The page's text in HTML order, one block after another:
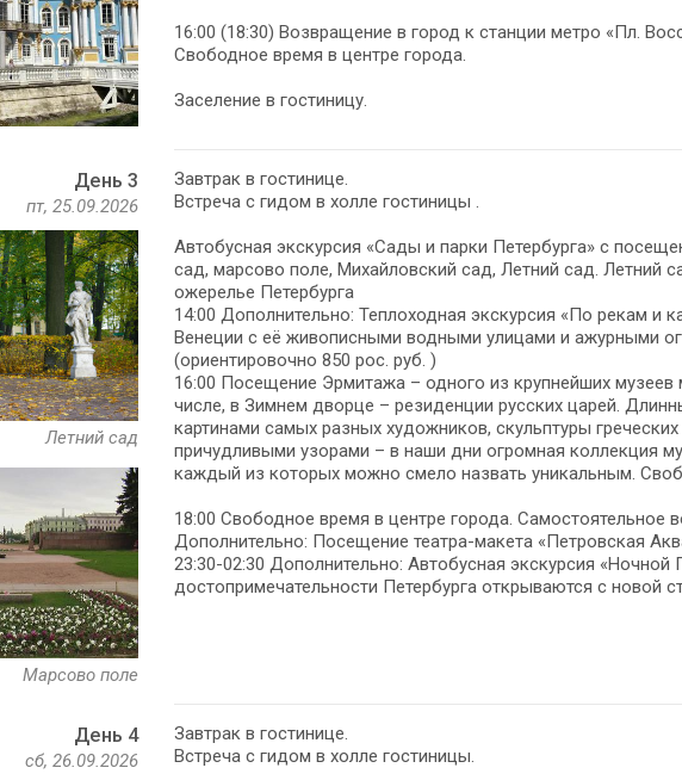
16:00 (18:30) Возвращение в город к станции метро «Пл.
Свободное время в центре города.
Заселение в гостиницу.
День 3
пт, 25.09.2026
Завтрак в гостинице.
Встреча с гидом в холле гостиницы .
Автобусная экскурсия «Сады и парки Петербурга» с
сад, марсово поле, Михайловский сад, Летний сад.
ожерелье Петербурга
14:00 Дополнительно: Теплоходная экскурсия «По рекам и
Венеции с её живописными водными улицами и ажурными
(ориентировочно 850 рос. руб. )
16:00 Посещение Эрмитажа – одного из крупнейших
числе, в Зимнем дворце – резиденции русских царей.
картинами самых разных художников, скульптуры
причудливыми узорами – в наши дни огромная коллекция
каждый из которых можно смело назвать уникальным.
18:00 Свободное время в центре города. Самостоятельное
Дополнительно: Посещение театра-макета «Петровская
23:30-02:30 Дополнительно: Автобусная экскурсия «Ночной
достопримечательности Петербурга открываются с новой
Летний сад
Марсово поле
День 4
сб, 26.09.2026
Завтрак в гостинице.
Встреча с гидом в холле гостиницы.